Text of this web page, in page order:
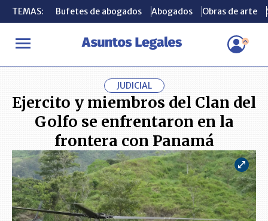
TEMAS: Bufetes de abogados Abogados Obras de arte
INICIO ACTUALIDAD Ejercito y miembros del Clan del Golfo
TEMAS: Bufetes de abogados Abogados Obras de arte
JUDICIAL
Ejercito y miembros del Clan del
Golfo se enfrentaron en la
frontera con Panamá